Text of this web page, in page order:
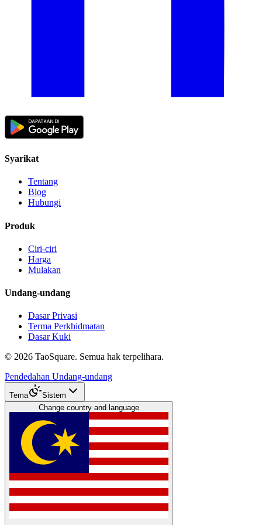
Syarikat
Tentang
Blog
Hubungi
Produk
Ciri-ciri
Harga
Mulakan
Undang-undang
Dasar Privasi
Terma Perkhidmatan
Dasar Kuki
© 2026 TaoSquare. Semua hak terpelihara.
Pendedahan Undang-undang
Tema
Sistem
Change country and language